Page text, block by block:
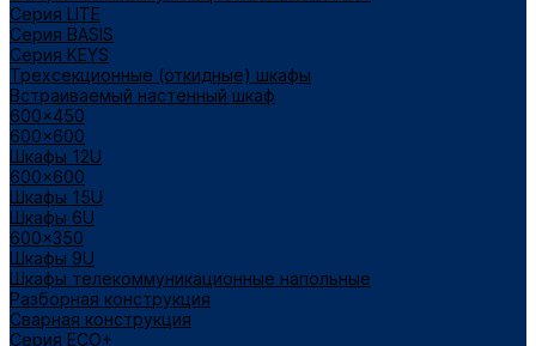
Cерия LITE
Cерия BASIS
Cерия KEYS
Трехсекционные (откидные) шкафы
Встраиваемый настенный шкаф
600x450
600x600
Шкафы 12U
600x600
Шкафы 15U
Шкафы 6U
600x350
Шкафы 9U
Шкафы телекоммуникационные напольные
Разборная конструкция
Сварная конструкция
Серия ECO+